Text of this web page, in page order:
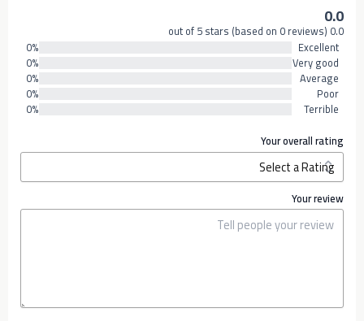
0.0
0.0 out of 5 stars (based on 0 reviews)
Excellent
0%
Very good
0%
Average
0%
Poor
0%
Terrible
0%
Your overall rating
Your review